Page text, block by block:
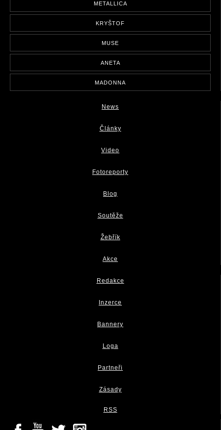
METALLICA
KRYŠTOF
MUSE
ANETA
MADONNA
News
Články
Video
Fotoreporty
Blog
Soutěže
Žebřík
Akce
Redakce
Inzerce
Bannery
Loga
Partneři
Zásady
RSS